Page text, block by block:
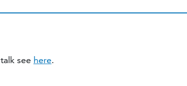
see here.